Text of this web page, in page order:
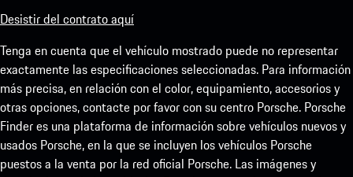
Desistir del contrato aquí
Tenga en cuenta que el vehículo mostrado puede no representar
exactamente las especificaciones seleccionadas. Para información
más precisa, en relación con el color, equipamiento, accesorios y
otras opciones, contacte por favor con su centro Porsche. Porsche
Finder es una plataforma de información sobre vehículos nuevos y
usados Porsche, en la que se incluyen los vehículos Porsche
puestos a la venta por la red oficial Porsche. Las imágenes y